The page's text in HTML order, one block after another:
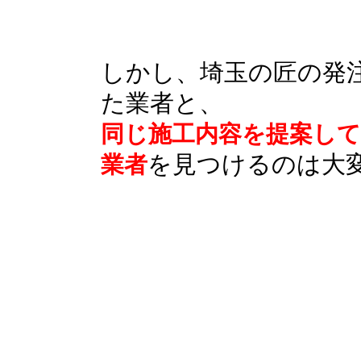
しかし、埼玉の匠の
た業者と、
同じ施工内容を提案し
業者を見つけるのは大